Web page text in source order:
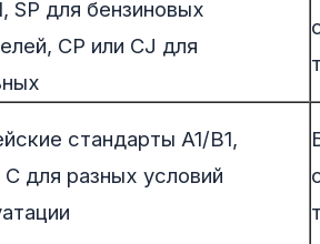
SP для бензиновых
CP или CJ для
стандарты A1/B1,
для разных условий